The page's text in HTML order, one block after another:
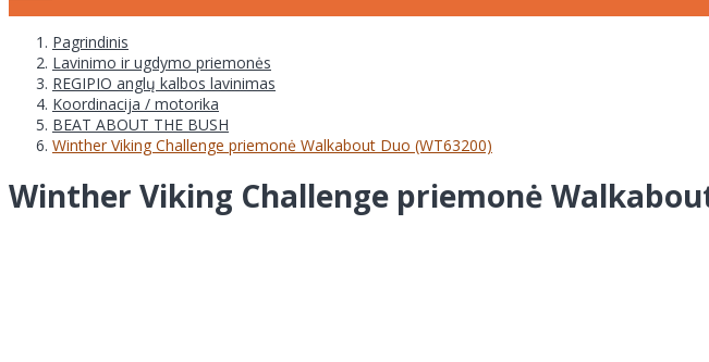
Pagrindinis
Lavinimo ir ugdymo priemonės
REGIPIO anglų kalbos lavinimas
Koordinacija / motorika
BEAT ABOUT THE BUSH
Winther Viking Challenge priemonė Walkabout Duo (WT63200)
Winther Viking Challenge priemonė